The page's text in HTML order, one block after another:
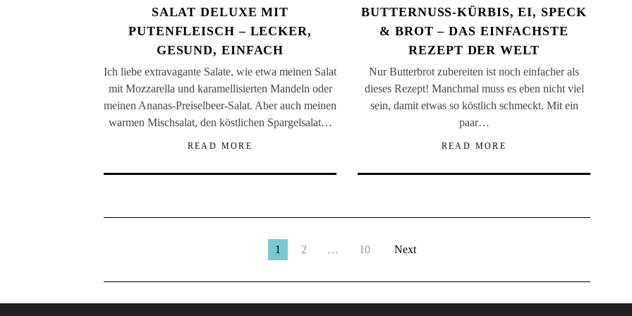
SALAT DELUXE MIT
PUTENFLEISCH – LECKER,
GESUND, EINFACH
Ich liebe extravagante Salate, wie etwa meinen Salat
mit Mozzarella und karamellisierten Mandeln oder
meinen Ananas-Preiselbeer-Salat. Aber auch meinen
warmen Mischsalat, den köstlichen Spargelsalat…
READ MORE
BUTTERNUSS-KÜRBIS, EI, SPECK
& BROT – DAS EINFACHSTE
REZEPT DER WELT
Nur Butterbrot zubereiten ist noch einfacher als
dieses Rezept! Manchmal muss es eben nicht viel
sein, damit etwas so köstlich schmeckt. Mit ein
paar…
READ MORE
1 2 … 10 Next